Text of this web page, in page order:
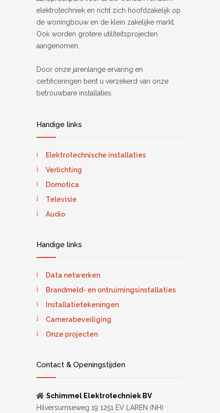
elektrotechniek en richt zich hoofdzakelijk op
de woningbouw en de klein zakelijke markt.
Ook worden grotere utiliteitsprojecten
aangenomen.
Door onze jarenlange ervaring en
certificeringen bent u verzekerd van onze
betrouwbare installaties.
Handige links
Elektrotechnische installaties
Verlichting
Domotica
Televisie
Audio
Handige links
Data netwerken
Brandmeld- en ontruimingsinstallaties
Installatietekeningen
Camerabeveiliging
Onze projecten
Contact & Openingstijden
Schimmel Elektrotechniek BV
Hilversumseweg 19 1251 EV LAREN (NH)